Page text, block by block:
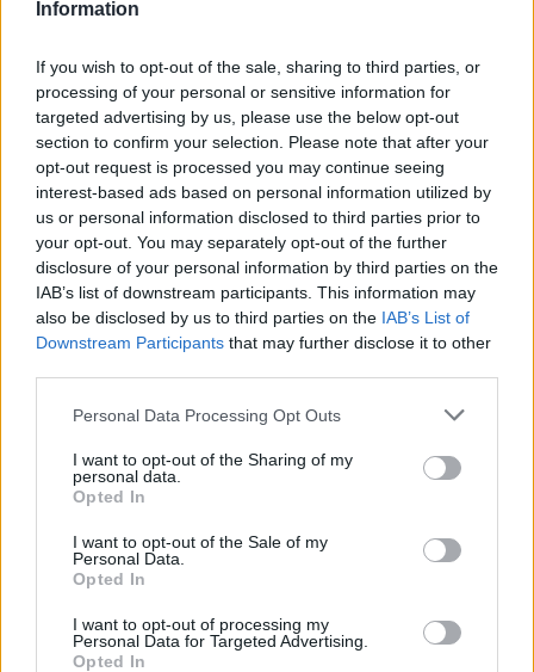
Information
If you wish to opt-out of the sale, sharing to third parties, or
processing of your personal or sensitive information for
targeted advertising by us, please use the below opt-out
section to confirm your selection. Please note that after your
opt-out request is processed you may continue seeing
interest-based ads based on personal information utilized by
us or personal information disclosed to third parties prior to
your opt-out. You may separately opt-out of the further
disclosure of your personal information by third parties on the
IAB’s list of downstream participants. This information may
also be disclosed by us to third parties on the IAB’s List of
Downstream Participants that may further disclose it to other
Please note that this website/app uses one or more Google
not limited to your visit or usage behaviour. You may click to
grant or deny consent to Google and its third-party tags to
use your data for below specified purposes in below Google
consent section.
Personal Data Processing Opt Outs
I want to opt-out of the Sharing of my
personal data.
Opted In
I want to opt-out of the Sale of my
Personal Data.
Opted In
I want to opt-out of processing my
Personal Data for Targeted Advertising.
Opted In
Η διαφορά στο fiverv.forum έφτασε και στους 25 πόντους
στην έναρξη της τρίτης περιόδου(87-62)
, έπεσε στους 7
στα μισά της τέταρτης(122-115), αλλά μέχρι εκεί. Τα 1+2
διαδοχικά τρίποντα τωνΜαλίκ Μπίζλι&Τζέι Κράουντερ
την σταθεροποίησαν ξανά σε διψήφιους αριθμούς(131-
120).
Μπράντλι Μπιλ (28π., 7ασ.), ο Γκρέισον Άλεν (25π. με
6/11τρίπ., 8ασ.) κι οΝτέβιν Μπούκερ(23π. με 0/5τρίπ.,
σουτ, 9ρ.).